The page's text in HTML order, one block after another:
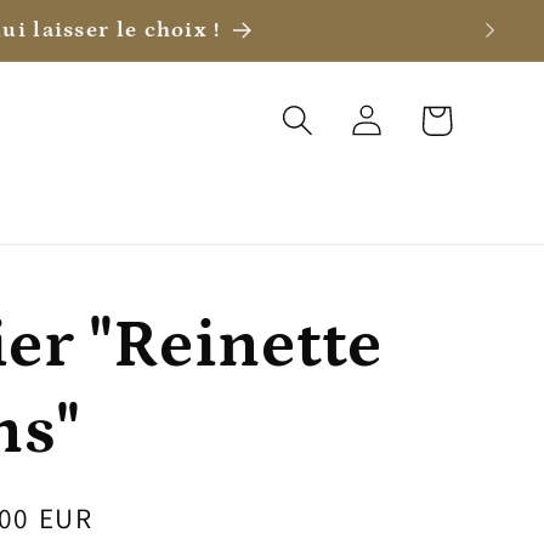
laisser le choix !
Connexion Panier
"Reinette
EUR